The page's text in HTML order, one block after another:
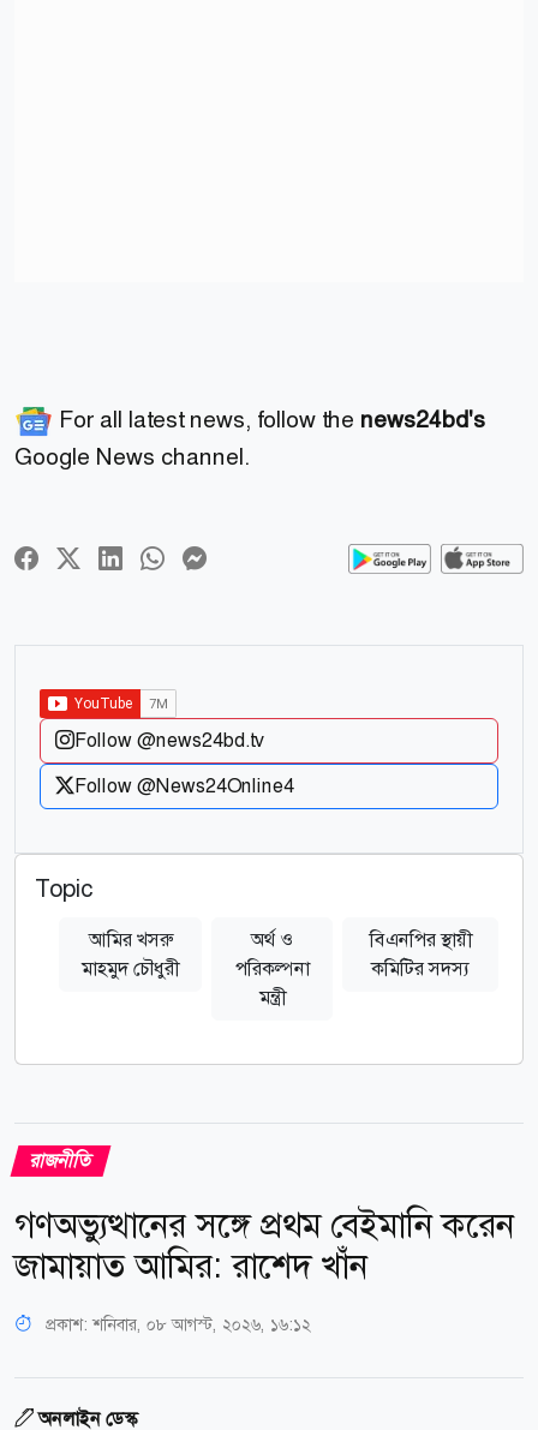
For all latest news, follow the news24bd's
Google News channel.
Follow @news24bd.tv
Follow @News24Online4
Topic
আমির খসরু
মাহমুদ চৌধুরী
অর্থ ও
পরিকল্পনা
মন্ত্রী
বিএনপির স্থায়ী
কমিটির সদস্য
রাজনীতি
গণঅভ্যুত্থানের সঙ্গে প্রথম বেইমানি করেন
জামায়াত আমির: রাশেদ খাঁন
প্রকাশ:শনিবার, ০৮ আগস্ট, ২০২৬, ১৬:১২
অনলাইন ডেস্ক